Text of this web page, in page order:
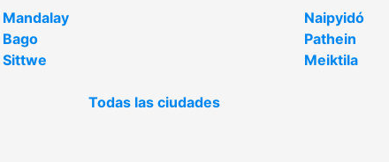
Mandalay
Naipyidó
Bago
Pathein
Sittwe
Meiktila
Todas las ciudades